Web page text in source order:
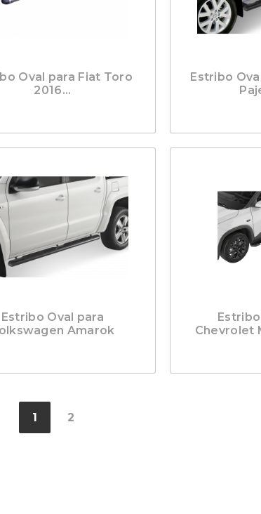
Oval para Fiat Toro
2016...
Estribo
Estribo Oval para
Amarok
Chevrolet
1 2